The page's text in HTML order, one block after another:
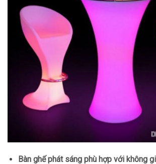
Bàn ghế phát sáng phù hợp với không